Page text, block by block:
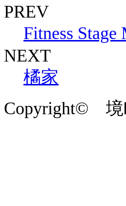
PREV
Fitness
NEXT
橘家
Copyright© 境